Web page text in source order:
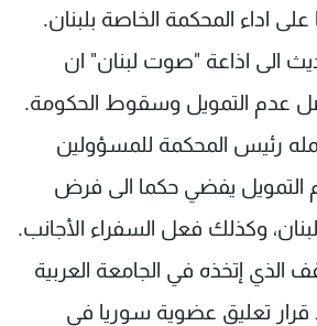
اداء المحكمة الخاصة بلبنان.
الى اذاعة "صوت لبنان" ان
عدم التمويل وسقوط الحكومة.
رئيس المحكمة للمسؤولين
التمويل يفضي حكما الى فرض
وكذلك فعل السفراء الأجانب.
إتخذه في الجامعة العربية
تعليق عضوية سوريا في